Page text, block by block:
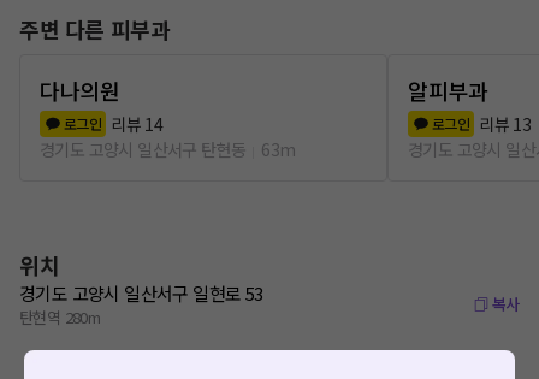
주변 다른 피부과
다나의원
로그인 리뷰 14
경기도 고양시 일산서구 탄현동
63m
알피부과
로그인 리뷰 13
경기도 고양시 일
위치
경기도 고양시 일산서구 일현로 53
탄현역 280m
복사